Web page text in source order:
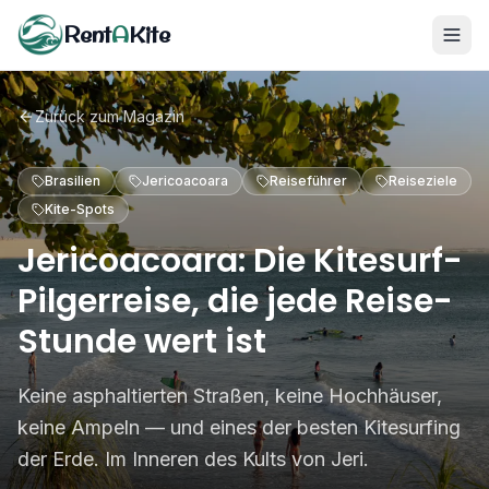
RentAKite
Zurück zum Magazin
Brasilien Jericoacoara Reiseführer
Reiseziele
Kite-Spots
Jericoacoara: Die Kitesurf-
Pilgerreise, die jede Reise-
Stunde wert ist
Keine asphaltierten Straßen, keine Hochhäuser,
keine Ampeln — und eines der besten Kitesurfing
der Erde. Im Inneren des Kults von Jeri.